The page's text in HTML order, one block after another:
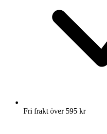
Fri frakt över 595 kr